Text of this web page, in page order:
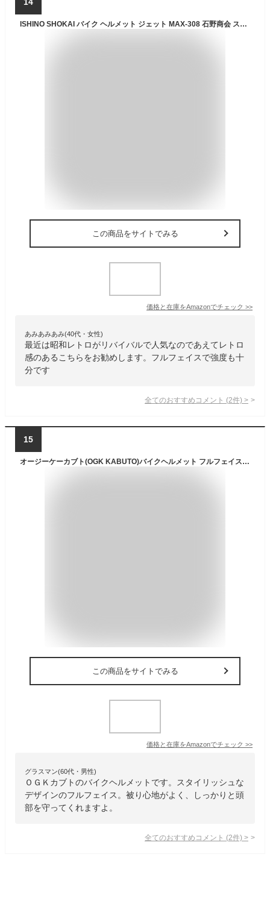
ISHINO SHOKAI バイク ヘルメット ジェット MAX-308 石野商会 スモールジョンジェット SG規格 PSC規格 (マットアイボリー/ブラウン, フリー(57～60cm未満程度))
この商品をサイトでみる
価格と在庫をAmazonでチェック >>
あみあみあみ(40代・女性)
最近は昭和レトロがリバイバルで人気なのであえてレトロ
感のあるこちらをお勧めします。フルフェイスで強度も十
分です
全てのおすすめコメント (2件) >
15
オージーケーカブト(OGK KABUTO)バイクヘルメット フルフェイス KAMUI3 NACK(ナック) ホワイトブラック (サイズ:S) 584863
この商品をサイトでみる
価格と在庫をAmazonでチェック >>
グラスマン(60代・男性)
ＯＧＫカブトのバイクヘルメットです。スタイリッシュな
デザインのフルフェイス。被り心地がよく、しっかりと頭
部を守ってくれますよ。
全てのおすすめコメント (2件) >